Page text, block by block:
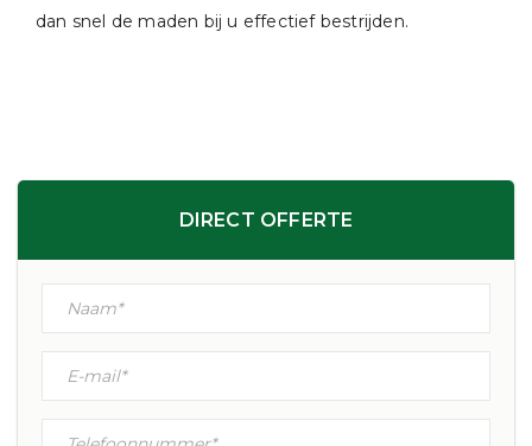
dan snel de maden bij u effectief bestrijden.
DIRECT OFFERTE